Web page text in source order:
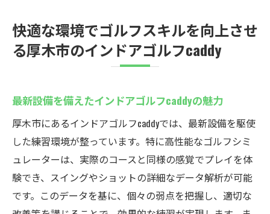
インドアゴルフで快適に練習厚木市caddyのおす
すめレッスン
快適な練習環境の整った厚木市caddyの特長
インドアゴルフでの集中力を高めるコツ
紹介
快適な施設でのリラックス効果と集中力向
厚木市のインドアゴルフcaddyでの長所を活
かした練習
快適な環境でゴルフスキルを向上させ
る厚木市のインドアゴルフcaddy
最新設備を備えたインドアゴルフcaddyの魅力
厚木市にあるインドアゴルフcaddyでは、最新設備を駆使
した練習環境が整っています。特に高性能なゴルフシミ
ュレーターは、実際のコースと同様の感覚でプレイを体
験でき、スイングやショットの詳細なデータ解析が可能
です。このデータを基に、個々の弱点を把握し、適切な